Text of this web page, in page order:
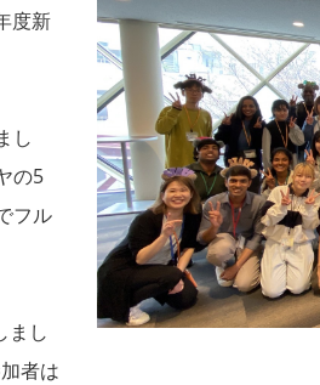
度新
し
の5
フル
まし
者は